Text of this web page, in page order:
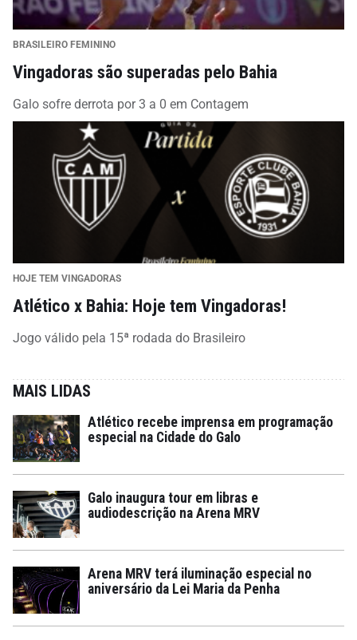
BRASILEIRO FEMININO
Vingadoras são superadas pelo Bahia
Galo sofre derrota por 3 a 0 em Contagem
HOJE TEM VINGADORAS
Atlético x Bahia: Hoje tem Vingadoras!
Jogo válido pela 15ª rodada do Brasileiro
MAIS LIDAS
Atlético recebe imprensa em programação
especial na Cidade do Galo
Galo inaugura tour em libras e
audiodescrição na Arena MRV
Arena MRV terá iluminação especial no
aniversário da Lei Maria da Penha